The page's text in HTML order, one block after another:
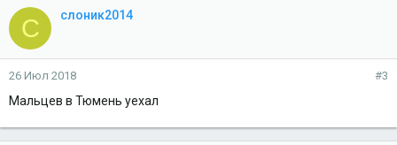
С слоник2014
26 Июл 2018 #3
Мальцев в Тюмень уехал